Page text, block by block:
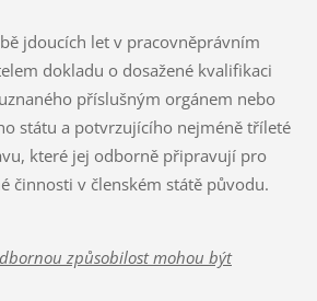
jdoucích let v pracovněprávním
dokladu o dosažené kvalifikaci
příslušným orgánem nebo
státu a potvrzujícího nejméně tříleté
které jej odborně připravují pro
činnosti v členském státě původu.
způsobilost mohou být